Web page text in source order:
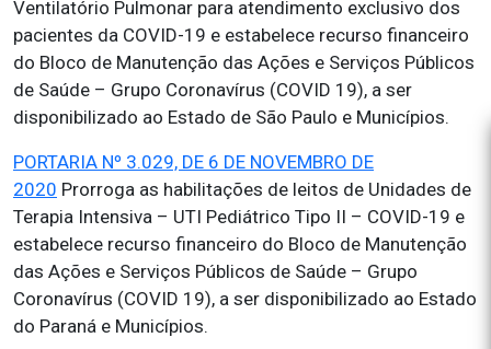
Ventilatório Pulmonar para atendimento exclusivo dos
pacientes da COVID-19 e estabelece recurso financeiro
do Bloco de Manutenção das Ações e Serviços Públicos
de Saúde – Grupo Coronavírus (COVID 19), a ser
disponibilizado ao Estado de São Paulo e Municípios.
PORTARIA Nº 3.029, DE 6 DE NOVEMBRO DE
2020 Prorroga as habilitações de leitos de Unidades de
Terapia Intensiva – UTI Pediátrico Tipo II – COVID-19 e
estabelece recurso financeiro do Bloco de Manutenção
das Ações e Serviços Públicos de Saúde – Grupo
Coronavírus (COVID 19), a ser disponibilizado ao Estado
do Paraná e Municípios.